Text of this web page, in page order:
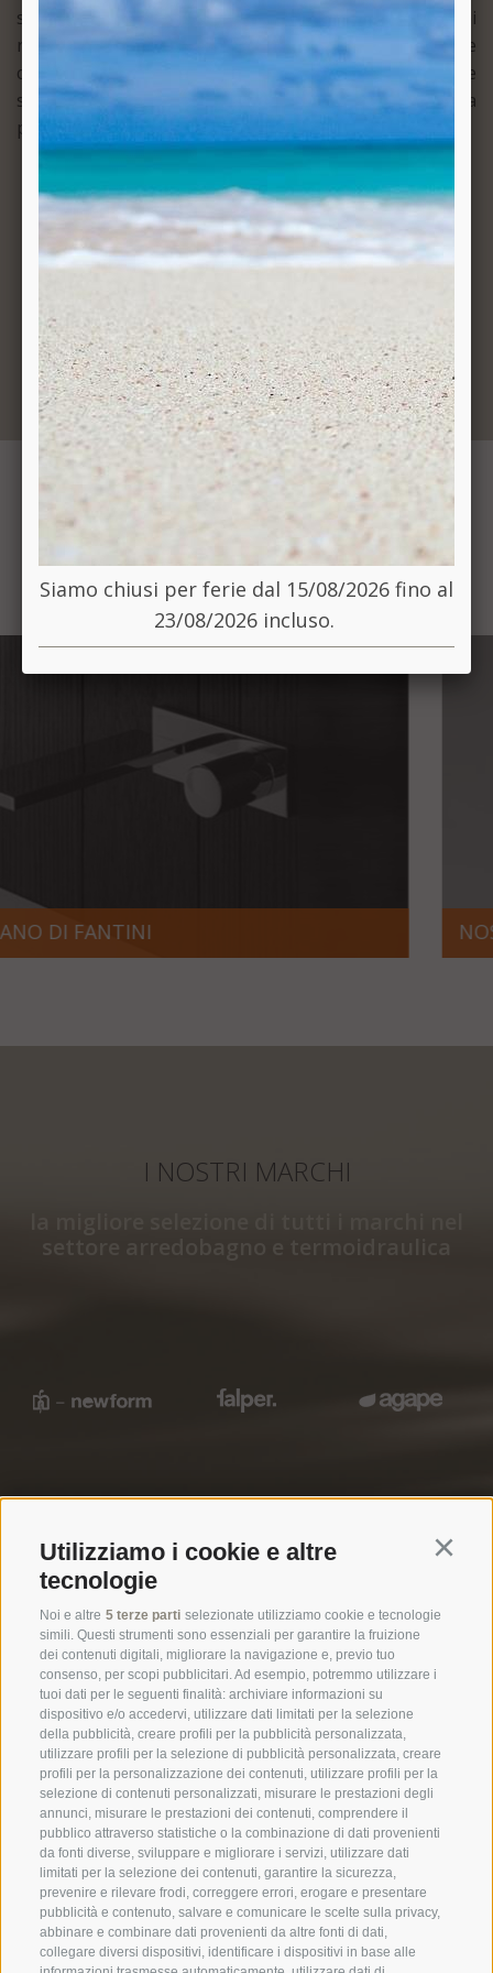
Utilizziamo i cookie e altre
tecnologie
Noi e altre 5 terze parti selezionate utilizziamo cookie e tecnologie
simili. Questi strumenti sono essenziali per garantire la fruizione
dei contenuti digitali, migliorare la navigazione e, previo tuo
consenso, per scopi pubblicitari. Ad esempio, potremmo utilizzare i
tuoi dati per le seguenti finalità: archiviare informazioni su
dispositivo e/o accedervi, utilizzare dati limitati per la selezione
della pubblicità, creare profili per la pubblicità personalizzata,
utilizzare profili per la selezione di pubblicità personalizzata, creare
profili per la personalizzazione dei contenuti, utilizzare profili per la
selezione di contenuti personalizzati, misurare le prestazioni degli
annunci, misurare le prestazioni dei contenuti, comprendere il
pubblico attraverso statistiche o la combinazione di dati provenienti
da fonti diverse, sviluppare e migliorare i servizi, utilizzare dati
limitati per la selezione dei contenuti, garantire la sicurezza,
prevenire e rilevare frodi, correggere errori, erogare e presentare
pubblicità e contenuto, salvare e comunicare le scelte sulla privacy,
abbinare e combinare dati provenienti da altre fonti di dati,
collegare diversi dispositivi, identificare i dispositivi in base alle
singolarmente gli ugelli e ispezionarli per poi
ricollocarli nel loro alloggiamento.‎ Un accorgimento che
consente di effettuare una perfetta manutenzione
senza dover ricorrere a nessun compromesso con la
perfetta continuità della superficie.‎
Un prodotto di
ALTRI PRODOTTI DI
QUESTA CATEGORIA
NOSTROMO DI FANTINI
I NOSTRI MARCHI
Orari di apertura esposizione
Lu - Ve8.00 - 12.00 | 14.00 - 18.30
Sabato su appuntamento (tel 0471-971007)
Orari di apertura magazzino/ritiro merce
Lu - Ve7.30 - 12.00 |13.0 - 17.00
Termocenter SNC
Via Mayr Nusser 24
I - 39100 Bolzano
+39 0471 971007
info@termocenter.com
+39 0471 971007
Siamo chiusi per ferie dal 15/08/2026 fino al
23/08/2026 incluso.